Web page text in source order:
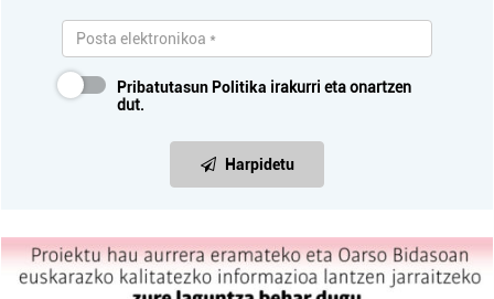
Pribatutasun Politika irakurri eta onartzen
dut.
Harpidetu